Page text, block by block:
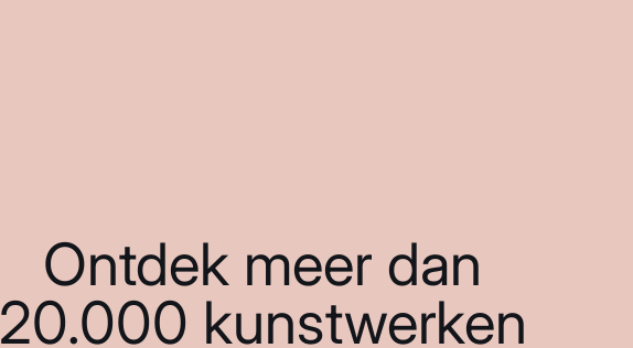
Ontdek meer dan
20.000 kunstwerken